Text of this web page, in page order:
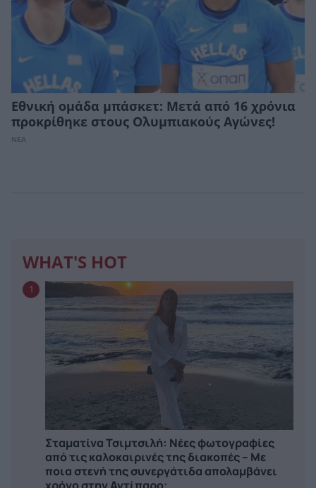
Εθνική ομάδα μπάσκετ: Μετά από 16 χρόνια
προκρίθηκε στους Ολυμπιακούς Αγώνες!
ΝΕΑ
WHAT'S HOT
1
Σταματίνα Τσιμτσιλή: Νέες φωτογραφίες
από τις καλοκαιρινές της διακοπές – Με
ποια στενή της συνεργάτιδα απολαμβάνει
χρόνο στην Αντίπαρο;